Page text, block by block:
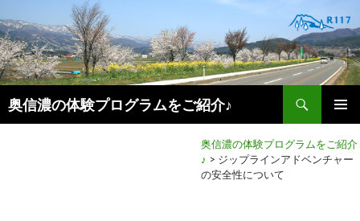
奥信濃の体験プログラムをご紹介♪
検
索
ニュー
奥信濃の体験プログラムをご紹介
♪ > ジップラインアドベンチャー
の安全性について